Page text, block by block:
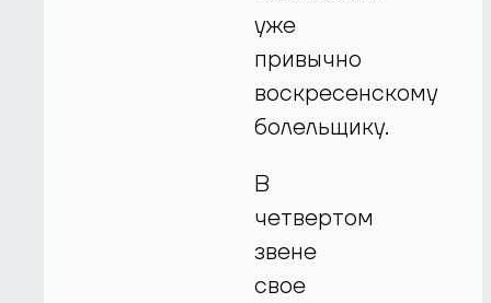
уже
привычно
воскресенскому
болельщику.
В
четвертом
звене
свое